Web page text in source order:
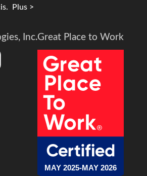
Plus >
Inc.Great Place to Work
MAY 2025-MAY 2026